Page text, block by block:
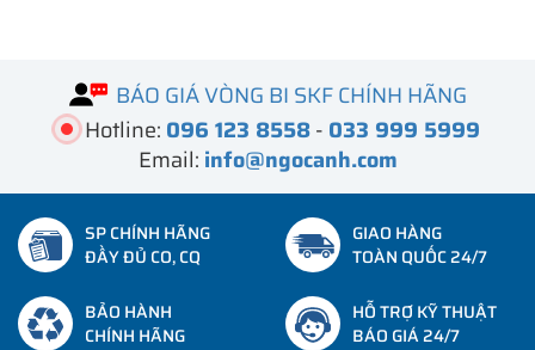
BÁO GIÁ VÒNG BI SKF CHÍNH HÃNG
Hotline: 096 123 8558- 033 999 5999
Email: info@ngocanh.com
SP CHÍNH HÃNG
ĐẦY ĐỦ CO, CQ
GIAO HÀNG
TOÀN QUỐC 24/7
BẢO HÀNH
CHÍNH HÃNG
HỖ TRỢ KỸ THUẬT
BÁO GIÁ 24/7